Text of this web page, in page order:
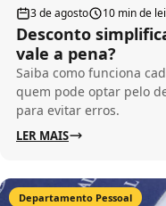
3 de agosto 10 min de
Desconto
vale a pena?
Saiba como funciona
quem pode optar pelo
para evitar erros.
LER MAIS
Departamento Pessoal